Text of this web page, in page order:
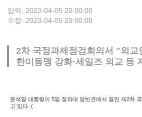
입력: 2023-04-05 20:00:00
수정: 2023-04-05 20:00:00
2차 국정과제점검회의서 "외교
한미동맹 강화·세일즈 외교 등
윤석열 대통령이 5일 청와대 영빈관에서 열린 제2차
고 있다. (